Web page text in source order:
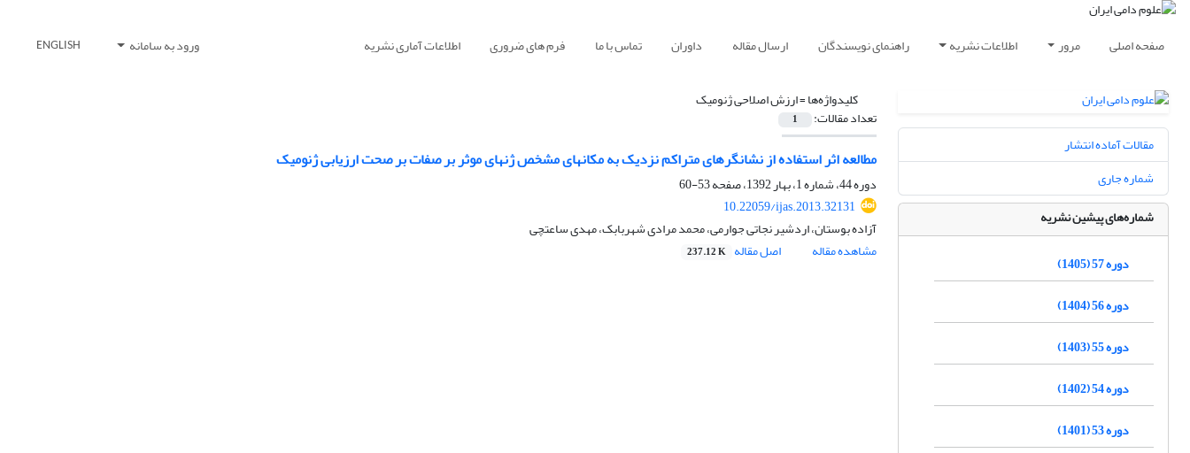
صفحه اصلی مرور اطلاعات نشریه راهنمای نویسندگان ارسال مقاله داوران تماس با ما فرم های ضروری اطلاعات آماری نشریه ورود به سامانه ENGLISH
کلیدواژه‌ها =ارزش اصلاحی ژنومیک
تعداد مقالات: 1
مطالعه اثر استفاده از نشانگرهای متراکم نزدیک به مکانهای مشخص ژنهای موثر بر صفات بر صحت ارزیابی ژنومیک
دوره 44، شماره 1، بهار 1392، صفحه
53-60
10.22059/ijas.2013.32131
آزاده بوستان، اردشیر نجاتی جوارمی، محمد مرادی شهربابک، مهدی ساعتچی
مشاهده مقاله
اصل مقاله 237.12 K
مقالات آماده انتشار
شماره جاری
شماره‌های پیشین نشریه
دوره 57 (1405)
دوره 56 (1404)
دوره 55 (1403)
دوره 54 (1402)
دوره 53 (1401)